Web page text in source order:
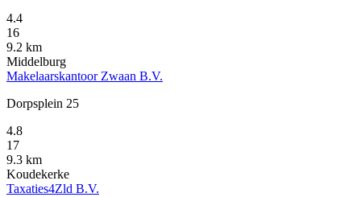
4.4
16
9.2 km
Middelburg
Makelaarskantoor Zwaan B.V.
Dorpsplein 25
4.8
17
9.3 km
Koudekerke
Taxaties4Zld B.V.